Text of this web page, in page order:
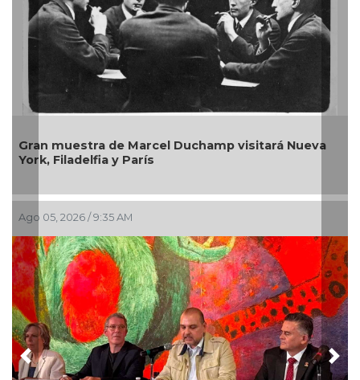
Gran muestra de Marcel Duchamp visitará Nueva
York, Filadelfia y París
Ago 05, 2026 / 9:35 AM
Previous